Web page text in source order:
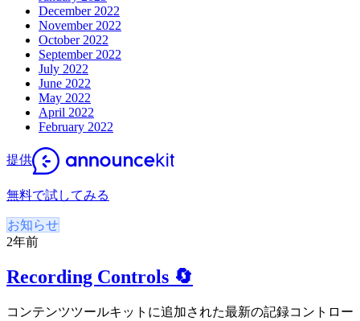
December 2022
November 2022
October 2022
September 2022
July 2022
June 2022
May 2022
April 2022
February 2022
提供
無料で試してみる
お知らせ
2年前
Recording Controls 🔄
コンテンツツールキットに追加された最新の記録コントロー